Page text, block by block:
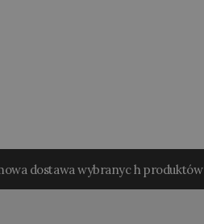
dostawa wybranyc h produktów